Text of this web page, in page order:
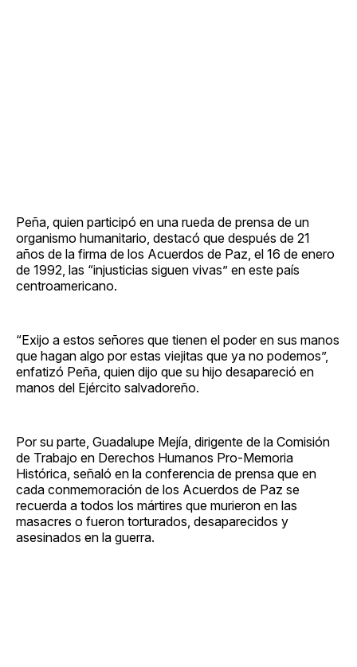
Peña, quien participó en una rueda de prensa de un
organismo humanitario, destacó que después de 21
años de la firma de los Acuerdos de Paz, el 16 de enero
de 1992, las “injusticias siguen vivas” en este país
centroamericano.
“Exijo a estos señores que tienen el poder en sus manos
que hagan algo por estas viejitas que ya no podemos”,
enfatizó Peña, quien dijo que su hijo desapareció en
manos del Ejército salvadoreño.
Por su parte, Guadalupe Mejía, dirigente de la Comisión
de Trabajo en Derechos Humanos Pro-Memoria
Histórica, señaló en la conferencia de prensa que en
cada conmemoración de los Acuerdos de Paz se
recuerda a todos los mártires que murieron en las
masacres o fueron torturados, desaparecidos y
asesinados en la guerra.